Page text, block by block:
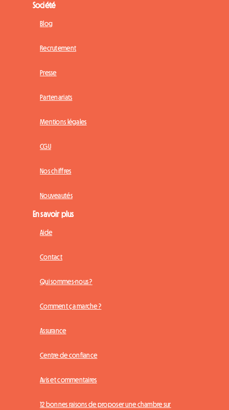
Société
Blog
Recrutement
Presse
Partenariats
Mentions légales
CGU
Nos chiffres
Nouveautés
En savoir plus
Aide
Contact
Qui sommes-nous ?
Comment ça marche ?
Assurance
Centre de confiance
Avis et commentaires
12 bonnes raisons de proposer une chambre sur